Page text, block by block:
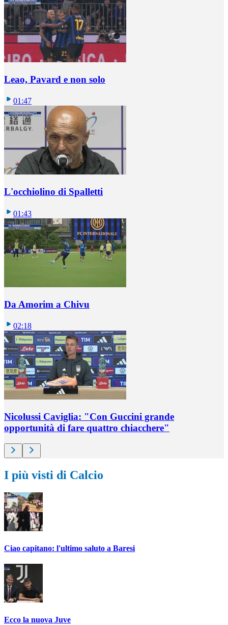
Leao, Pavard e non solo
01:47
L'occhiolino di Spalletti
01:43
Da Amorim a Chivu
02:18
Nicolussi Caviglia: "Con Guccini grande
opportunità di fare quattro chiacchere"
I più visti di Calcio
Ciao capitano: l'ultimo saluto a Baresi
Ecco la nuova Juve